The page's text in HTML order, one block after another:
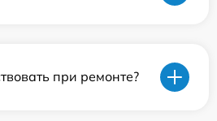
при ремонте?